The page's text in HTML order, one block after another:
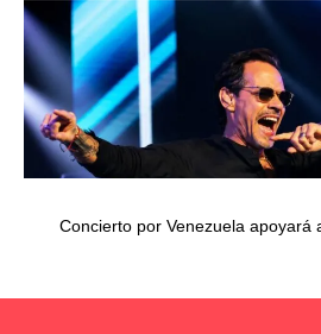
Concierto por Venezuela apoyará